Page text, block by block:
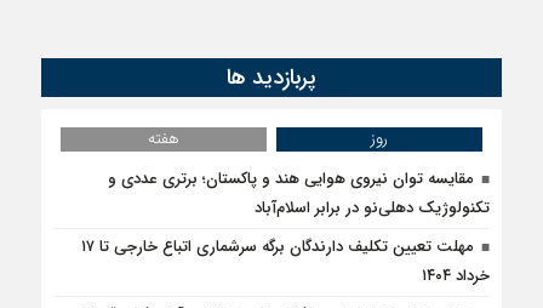
پربازدید ها
روز
هفته
مقایسه توان نیروی هوایی هند و پاکستان؛ برتری عددی و
تکنولوژیک دهلی‌نو در برابر اسلام‌آباد
مهلت تعیین تکلیف دارندگان برگه سرشماری اتباع خارجی تا ۱۷
خرداد ۱۴۰۴